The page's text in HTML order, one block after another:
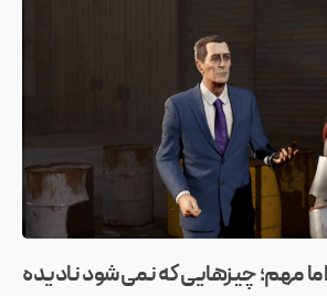
مهم؛ چیزهایی که نمی‌شود نادیده